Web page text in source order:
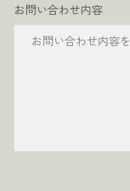
お問い合わせ内容